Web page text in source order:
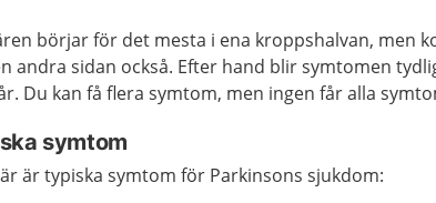
börjar för det mesta i ena kroppshalvan, men
andra sidan också. Efter hand blir symtomen
Du kan få flera symtom, men ingen får alla
symtom
är typiska symtom för Parkinsons sjukdom: